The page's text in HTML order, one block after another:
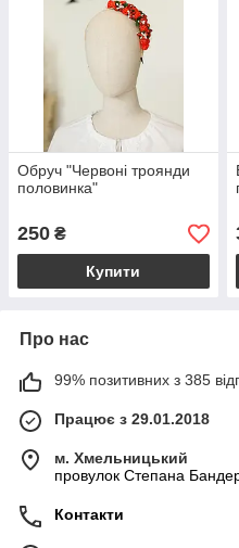
Обруч "Червоні троянди
половинка"
250 ₴
Купити
Про нас
99% позитивних з 385
Працює з 29.01.2018
м. Хмельницький
провулок Степана
Контакти